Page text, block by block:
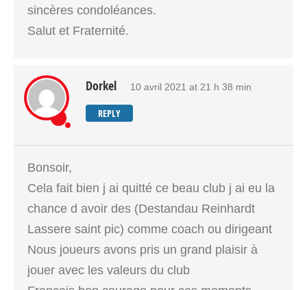
sincères condoléances.
Salut et Fraternité.
Dorkel 10 avril 2021 at 21 h 38 min
REPLY
Bonsoir,
Cela fait bien j ai quitté ce beau club j ai eu la
chance d avoir des (Destandau Reinhardt
Lassere saint pic) comme coach ou dirigeant
Nous joueurs avons pris un grand plaisir à
jouer avec les valeurs du club